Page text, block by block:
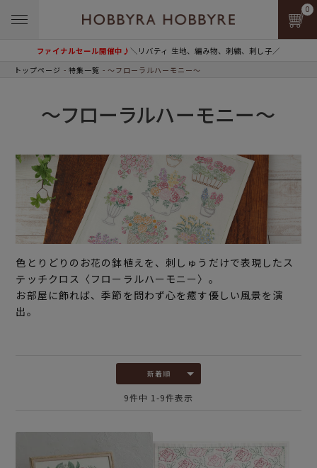
ファイナルセール開催中♪＼リバティ 生地、編み物、刺繍、刺し子／
0
トップページ 特集一覧 ～フローラルハーモニー～
～フローラルハーモニー～
色とりどりのお花の鉢植えを、刺しゅうだけで表現したス
テッチクロス〈フローラルハーモニー〉。
お部屋に飾れば、季節を問わず心を癒す優しい風景を演
出。
新着順
9件中 1 -9件表示